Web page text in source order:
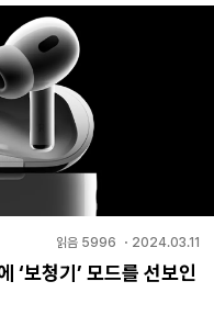
읽음 5996 ・ 2024.03.11
‘보청기’ 모드를 선보인